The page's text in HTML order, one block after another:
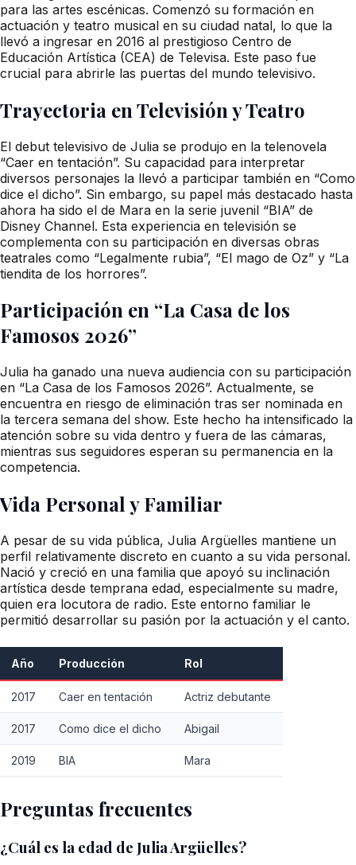
para las artes escénicas. Comenzó su formación en
actuación y teatro musical en su ciudad natal, lo que la
llevó a ingresar en 2016 al prestigioso Centro de
Educación Artística (CEA) de Televisa. Este paso fue
crucial para abrirle las puertas del mundo televisivo.
Trayectoria en Televisión y Teatro
El debut televisivo de Julia se produjo en la telenovela
“Caer en tentación”. Su capacidad para interpretar
diversos personajes la llevó a participar también en “Como
dice el dicho”. Sin embargo, su papel más destacado hasta
ahora ha sido el de Mara en la serie juvenil “BIA” de
Disney Channel. Esta experiencia en televisión se
complementa con su participación en diversas obras
teatrales como “Legalmente rubia”, “El mago de Oz” y “La
tiendita de los horrores”.
Participación en “La Casa de los
Famosos 2026”
Julia ha ganado una nueva audiencia con su participación
en “La Casa de los Famosos 2026”. Actualmente, se
encuentra en riesgo de eliminación tras ser nominada en
la tercera semana del show. Este hecho ha intensificado la
atención sobre su vida dentro y fuera de las cámaras,
mientras sus seguidores esperan su permanencia en la
competencia.
Vida Personal y Familiar
A pesar de su vida pública, Julia Argüelles mantiene un
perfil relativamente discreto en cuanto a su vida personal.
Nació y creció en una familia que apoyó su inclinación
artística desde temprana edad, especialmente su madre,
quien era locutora de radio. Este entorno familiar le
permitió desarrollar su pasión por la actuación y el canto.
Año Producción Rol
2017 Caer en tentación Actriz debutante
2017 Como dice el dicho Abigail
2019 BIA Mara
Preguntas frecuentes
¿Cuál es la edad de Julia Argüelles?